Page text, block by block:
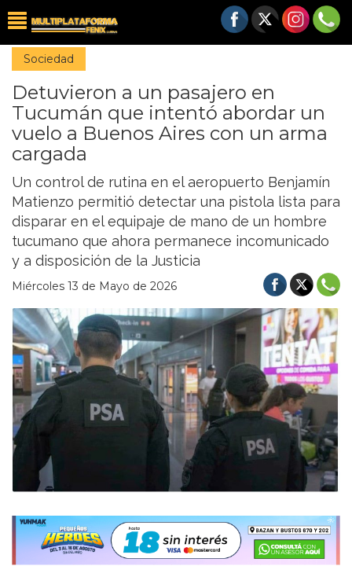
Sociedad
Detuvieron a un pasajero en
Tucumán que intentó abordar un
vuelo a Buenos Aires con un arma
cargada
Un control de rutina en el aeropuerto Benjamín
Matienzo permitió detectar una pistola lista para
disparar en el equipaje de mano de un hombre
tucumano que ahora permanece incomunicado
y a disposición de la Justicia
Miércoles 13 de Mayo de 2026